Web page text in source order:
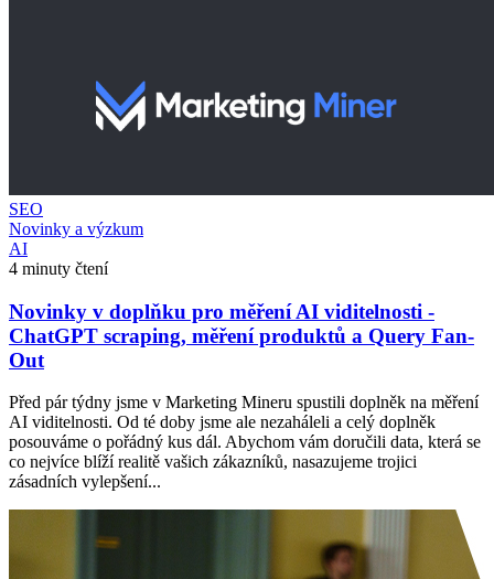
SEO
Novinky a výzkum
AI
4 minuty čtení
Novinky v doplňku pro měření AI viditelnosti -
ChatGPT scraping, měření produktů a Query Fan-
Out
Před pár týdny jsme v Marketing Mineru spustili doplněk na měření
AI viditelnosti. Od té doby jsme ale nezaháleli a celý doplněk
posouváme o pořádný kus dál. Abychom vám doručili data, která se
co nejvíce blíží realitě vašich zákazníků, nasazujeme trojici
zásadních vylepšení...